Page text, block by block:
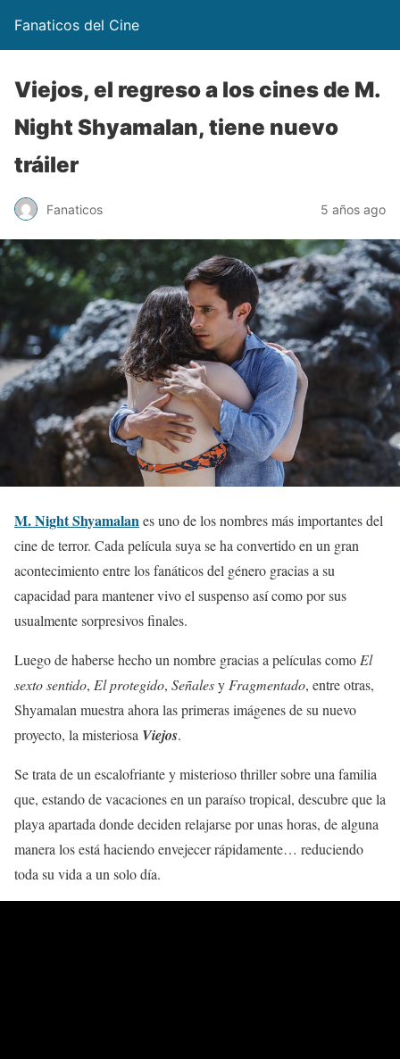
Fanaticos del Cine
Viejos, el regreso a los cines de M.
Night Shyamalan, tiene nuevo
tráiler
Fanaticos 5 años ago
M. Night Shyamalanes uno de los nombres más importantes del
cine de terror. Cada película suya se ha convertido en un gran
acontecimiento entre los fanáticos del género gracias a su
capacidad para mantener vivo el suspenso así como por sus
usualmente sorpresivos finales.
Luego de haberse hecho un nombre gracias a películas como El
sexto sentido, El protegido, Señalesy Fragmentado, entre otras,
Shyamalan muestra ahora las primeras imágenes de su nuevo
proyecto, la misteriosa Viejos.
Se trata de un escalofriante y misterioso thriller sobre una familia
que, estando de vacaciones en un paraíso tropical, descubre que la
playa apartada donde deciden relajarse por unas horas, de alguna
manera los está haciendo envejecer rápidamente… reduciendo
toda su vida a un solo día.